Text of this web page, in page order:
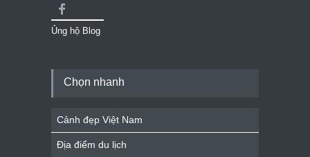
Ủng hộ Blog
Chọn nhanh
Cảnh đẹp Việt Nam
Địa điểm du lịch